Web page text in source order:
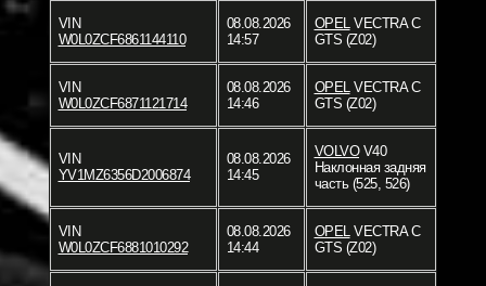
VIN
W0L0ZCF6861144110
08.08.2026
14:57
OPELVECTRA C
GTS (Z02)
VIN
W0L0ZCF6871121714
08.08.2026
14:46
OPELVECTRA C
GTS (Z02)
VIN
YV1MZ6356D2006874
08.08.2026
14:45
VOLVOV40
Наклонная задняя
часть (525, 526)
VIN
W0L0ZCF6881010292
08.08.2026
14:44
OPELVECTRA C
GTS (Z02)